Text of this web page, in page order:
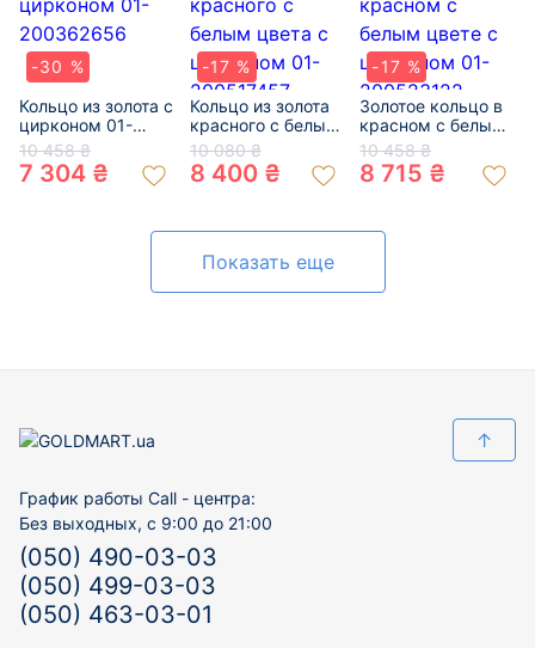
-30 %
Кольцо из золота с
цирконом 01-
200362656
10 458 ₴
7 304 ₴
-17 %
Кольцо из золота
красного с белым
цвета с цирконом
01-200517457
10 080 ₴
8 400 ₴
-17 %
Золотое кольцо в
красном с белым
цвете с цирконом
01-200523122
10 458 ₴
8 715 ₴
Показать еще
↑
График работы Call - центра:
Без выходных, с 9:00 до 21:00
(050) 490-03-03
(050) 499-03-03
(050) 463-03-01